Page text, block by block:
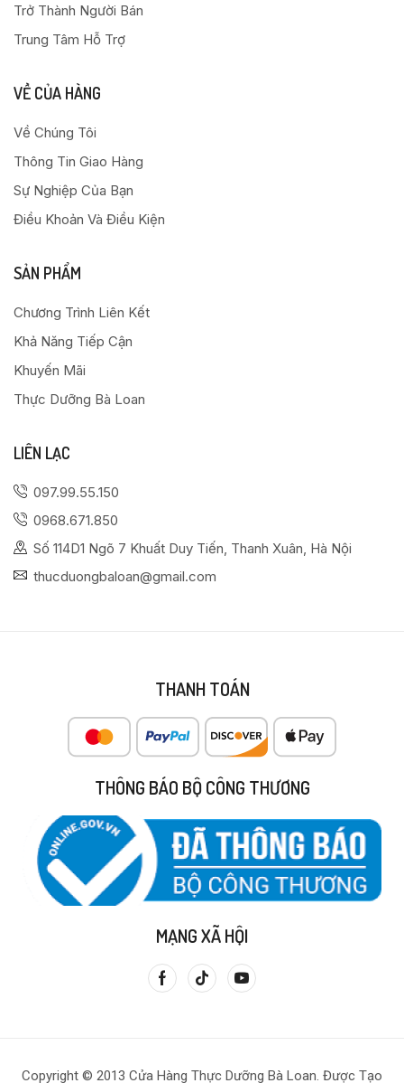
Trở Thành Người Bán
Trung Tâm Hỗ Trợ
VỀ CỦA HÀNG
Về Chúng Tôi
Thông Tin Giao Hàng
Sự Nghiệp Của Bạn
Điều Khoản Và Điều Kiện
SẢN PHẨM
Chương Trình Liên Kết
Khả Năng Tiếp Cận
Khuyến Mãi
Thực Dưỡng Bà Loan
LIÊN LẠC
097.99.55.150
0968.671.850
Số 114D1 Ngõ 7 Khuất Duy Tiến, Thanh Xuân, Hà Nội
thucduongbaloan@gmail.com
THANH TOÁN
THÔNG BÁO BỘ CÔNG THƯƠNG
MẠNG XÃ HỘI
Copyright © 2013 Cửa Hàng Thực Dưỡng Bà Loan. Được Tạo